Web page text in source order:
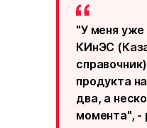
"У меня уже
КИнЭС
продукта
два, а
момента", -